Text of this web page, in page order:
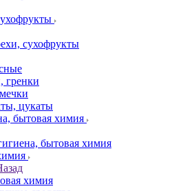
сухофрукты
гренки
цукаты
бытовая химия
бытовая химия
химия